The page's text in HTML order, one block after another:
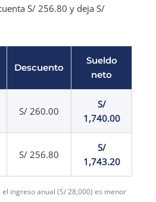
S/ 256.80 y deja S/
Descuento
Sueldo
neto
S/ 260.00
S/
1,740.00
S/ 256.80
S/
1,743.20
ingreso anual (S/ 28,000) es menor